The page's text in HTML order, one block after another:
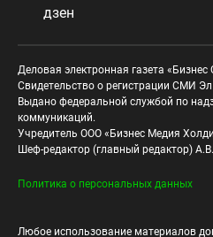
дзен
Деловая электронная газета «Бизнес
Свидетельство о регистрации СМИ
Выдано федеральной службой по
коммуникаций.
Учредитель ООО «Бизнес Медия
Шеф-редактор (главный редактор)
Политика о персональных данных
Любое использование материалов